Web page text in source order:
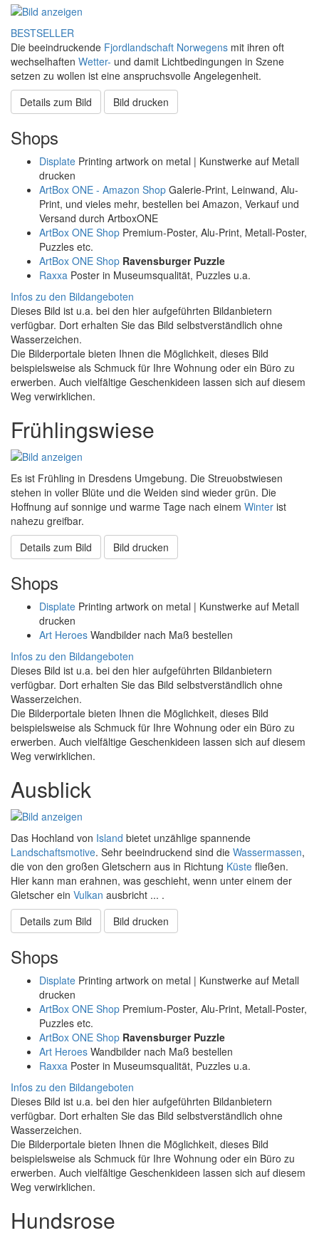
BESTSELLER
Die beeindruckende Fjordlandschaft Norwegens mit ihren oft
wechselhaften Wetter- und damit Lichtbedingungen in Szene
setzen zu wollen ist eine anspruchsvolle Angelegenheit.
Details zum Bild
Bild drucken
Shops
Displate Printing artwork on metal | Kunstwerke auf Metall
drucken
ArtBox ONE - Amazon Shop Galerie-Print, Leinwand, Alu-
Print, und vieles mehr, bestellen bei Amazon, Verkauf und
Versand durch ArtboxONE
ArtBox ONE Shop Premium-Poster, Alu-Print, Metall-Poster,
Puzzles etc.
ArtBox ONE Shop Ravensburger Puzzle
Raxxa Poster in Museumsqualität, Puzzles u.a.
Infos zu den Bildangeboten
Dieses Bild ist u.a. bei den hier aufgeführten Bildanbietern
verfügbar. Dort erhalten Sie das Bild selbstverständlich ohne
Wasserzeichen.
Die Bilderportale bieten Ihnen die Möglichkeit, dieses Bild
beispielsweise als Schmuck für Ihre Wohnung oder ein Büro zu
erwerben. Auch vielfältige Geschenkideen lassen sich auf diesem
Weg verwirklichen.
Frühlingswiese
Es ist Frühling in Dresdens Umgebung. Die Streuobstwiesen
stehen in voller Blüte und die Weiden sind wieder grün. Die
Hoffnung auf sonnige und warme Tage nach einem Winter ist
nahezu greifbar.
Details zum Bild
Bild drucken
Shops
Displate Printing artwork on metal | Kunstwerke auf Metall
drucken
Art Heroes Wandbilder nach Maß bestellen
Infos zu den Bildangeboten
Dieses Bild ist u.a. bei den hier aufgeführten Bildanbietern
verfügbar. Dort erhalten Sie das Bild selbstverständlich ohne
Wasserzeichen.
Die Bilderportale bieten Ihnen die Möglichkeit, dieses Bild
beispielsweise als Schmuck für Ihre Wohnung oder ein Büro zu
erwerben. Auch vielfältige Geschenkideen lassen sich auf diesem
Weg verwirklichen.
Ausblick
Das Hochland von Island bietet unzählige spannende
Landschaftsmotive. Sehr beeindruckend sind die Wassermassen,
die von den großen Gletschern aus in Richtung Küste fließen.
Hier kann man erahnen, was geschieht, wenn unter einem der
Gletscher ein Vulkan ausbricht ... .
Details zum Bild
Bild drucken
Shops
Displate Printing artwork on metal | Kunstwerke auf Metall
drucken
ArtBox ONE Shop Premium-Poster, Alu-Print, Metall-Poster,
Puzzles etc.
ArtBox ONE Shop Ravensburger Puzzle
Art Heroes Wandbilder nach Maß bestellen
Raxxa Poster in Museumsqualität, Puzzles u.a.
Infos zu den Bildangeboten
Dieses Bild ist u.a. bei den hier aufgeführten Bildanbietern
verfügbar. Dort erhalten Sie das Bild selbstverständlich ohne
Wasserzeichen.
Die Bilderportale bieten Ihnen die Möglichkeit, dieses Bild
beispielsweise als Schmuck für Ihre Wohnung oder ein Büro zu
erwerben. Auch vielfältige Geschenkideen lassen sich auf diesem
Weg verwirklichen.
Hundsrose